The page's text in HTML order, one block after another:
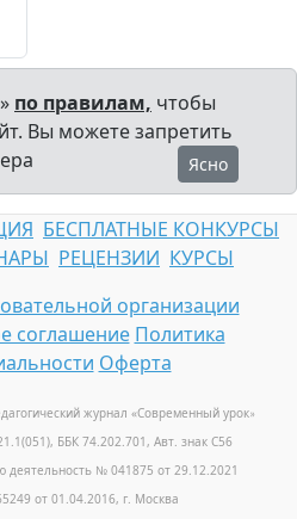
по правилам, чтобы
Вы можете запретить
Ясно
БЕСПЛАТНЫЕ КОНКУРСЫ
РЕЦЕНЗИИ КУРСЫ
организации
соглашение Политика
Оферта
журнал «Современный урок»
ББК 74.202.701, Авт. знак С56
деятельность № 041875 от 29.12.2021
от 01.04.2016, г. Москва